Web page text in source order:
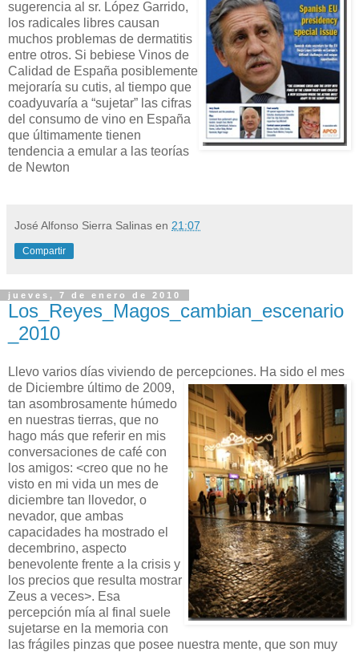
sugerencia al sr. López Garrido,
los radicales libres causan
muchos problemas de dermatitis
entre otros. Si bebiese Vinos de
Calidad de España posiblemente
mejoraría su cutis, al tiempo que
coadyuvaría a “sujetar” las cifras
del consumo de vino en España
que últimamente tienen
tendencia a emular a las teorías
de Newton
José Alfonso Sierra Salinas en 21:07
Compartir
jueves, 7 de enero de 2010
Los_Reyes_Magos_cambian_escenario
_2010
Llevo varios días viviendo de percepciones. Ha sido el mes
de Diciembre último de 2009,
tan asombrosamente húmedo
en nuestras tierras, que no
hago más que referir en mis
conversaciones de café con
los amigos: <creo que no he
visto en mi vida un mes de
diciembre tan llovedor, o
nevador, que ambas
capacidades ha mostrado el
decembrino, aspecto
benevolente frente a la crisis y
los precios que resulta mostrar
Zeus a veces>. Esa
percepción mía al final suele
sujetarse en la memoria con
las frágiles pinzas que posee nuestra mente, que son muy